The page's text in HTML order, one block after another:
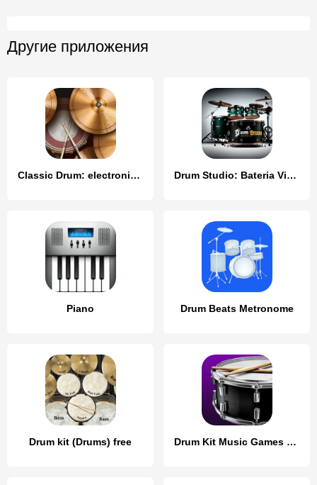
Другие приложения
Classic Drum: electronic drums Drum Studio: Bateria Virtual
Piano Drum Beats Metronome
Drum kit (Drums) free Drum Kit Music Games Simulator